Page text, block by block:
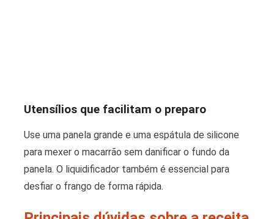
Utensílios que facilitam o preparo
Use uma panela grande e uma espátula de silicone
para mexer o macarrão sem danificar o fundo da
panela. O liquidificador também é essencial para
desfiar o frango de forma rápida.